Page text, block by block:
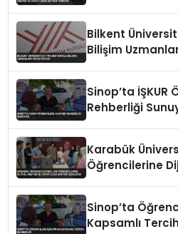
Bilkent
Bilişim
Sinop’ta
Rehberliği
Karabük
Öğrencilerine
Sinop’ta
Kapsamlı